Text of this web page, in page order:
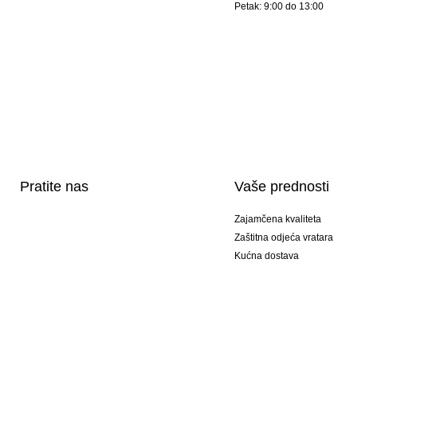
Petak: 9:00 do 13:00
Pratite nas Vaše prednosti
Zajamčena kvaliteta
Zaštitna odjeća vratara
Kućna dostava